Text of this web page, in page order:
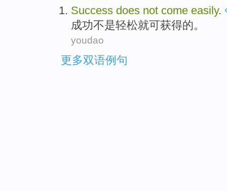
Success does not come easily.
成功不是轻松就可获得的。
youdao
更多双语例句